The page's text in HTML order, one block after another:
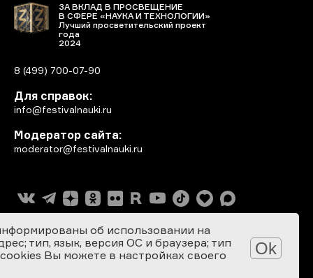
ЗА ВКЛАД В ПРОСВЕЩЕНИЕ
В СФЕРЕ «НАУКА И ТЕХНОЛОГИИ»
Лучший просветительский проект
года
2024
8 (499) 700-07-90
Для справок:
info@festivalnauki.ru
Модератор сайта:
moderator@festivalnauki.ru
об использовании на
тип, язык, версия ОС и браузера; тип
Вы можете в настройках своего
Ok